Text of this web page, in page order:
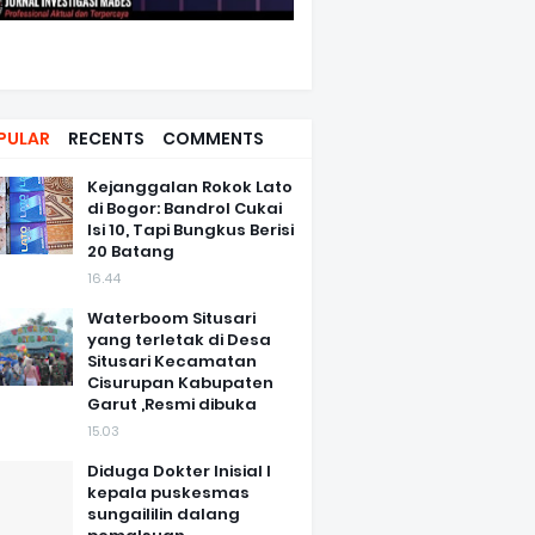
RECENTS COMMENTS
Kejanggalan Rokok Lato
di Bogor: Bandrol Cukai
Isi 10, Tapi Bungkus Berisi
20 Batang
16.44
Waterboom Situsari
yang terletak di Desa
Situsari Kecamatan
Cisurupan Kabupaten
Garut ,Resmi dibuka
15.03
Diduga Dokter Inisial I
kepala puskesmas
sungaililin dalang